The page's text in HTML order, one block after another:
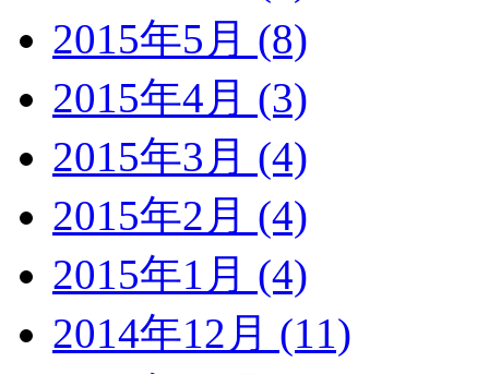
2015年5月 (8)
2015年4月 (3)
2015年3月 (4)
2015年2月 (4)
2015年1月 (4)
2014年12月 (11)